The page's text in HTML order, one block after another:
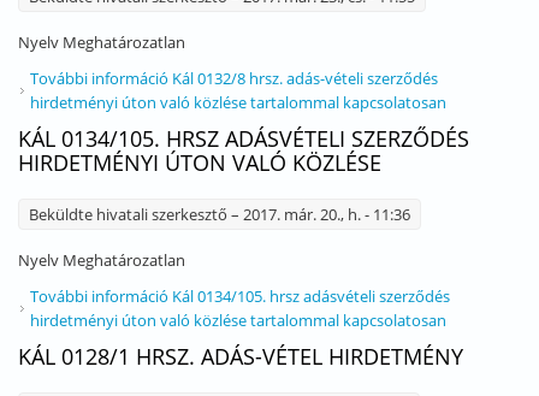
Nyelv Meghatározatlan
További információ Kál 0132/8 hrsz. adás-vételi szerződés
hirdetményi úton való közlése tartalommal kapcsolatosan
KÁL 0134/105. HRSZ ADÁSVÉTELI SZERZŐDÉS
HIRDETMÉNYI ÚTON VALÓ KÖZLÉSE
Beküldte hivatali szerkesztő – 2017. már. 20., h. - 11:36
Nyelv Meghatározatlan
További információ Kál 0134/105. hrsz adásvételi szerződés
hirdetményi úton való közlése tartalommal kapcsolatosan
KÁL 0128/1 HRSZ. ADÁS-VÉTEL HIRDETMÉNY